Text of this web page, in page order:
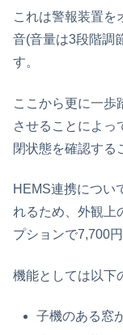
これは警報装置を
音(音量は3段階調
す。
ここから更に一歩
させることによっ
閉状態を確認する
HEMS連携につい
れるため、外観上
プションで7,700円
機能としては以下
子機のある窓